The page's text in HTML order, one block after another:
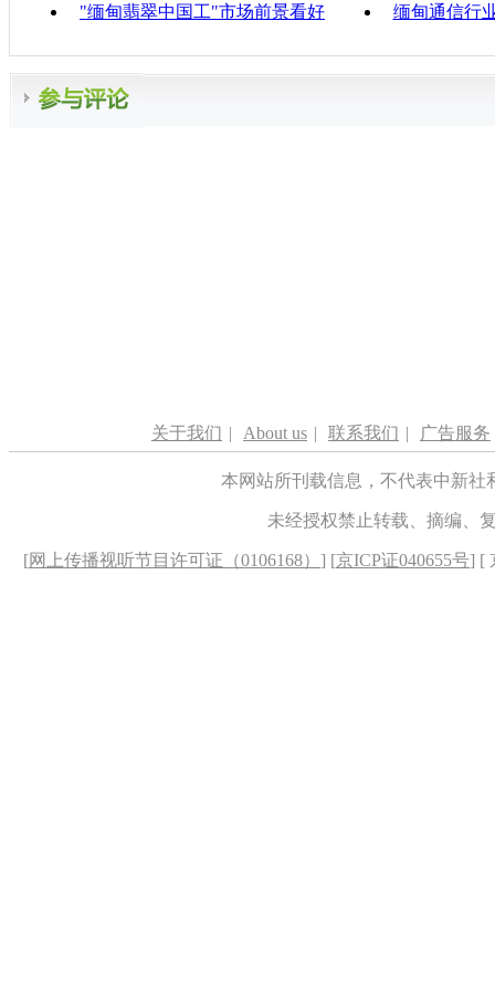
"缅甸翡翠中国工"市场前景看好
缅甸通信行
关于我们 | About us | 联系我们 | 广告服务
本网站所刊载信息，不代表中新
未经授权禁止转载、摘编、
[网上传播视听节目许可证（0106168） ] [京ICP证040655号] [